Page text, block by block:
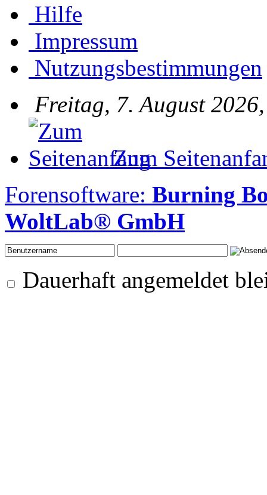
Hilfe
Impressum
Nutzungsbestimmungen
Freitag, 7. August
Zum
Forensoftware: Burning
WoltLab® GmbH
Dauerhaft angemeldet